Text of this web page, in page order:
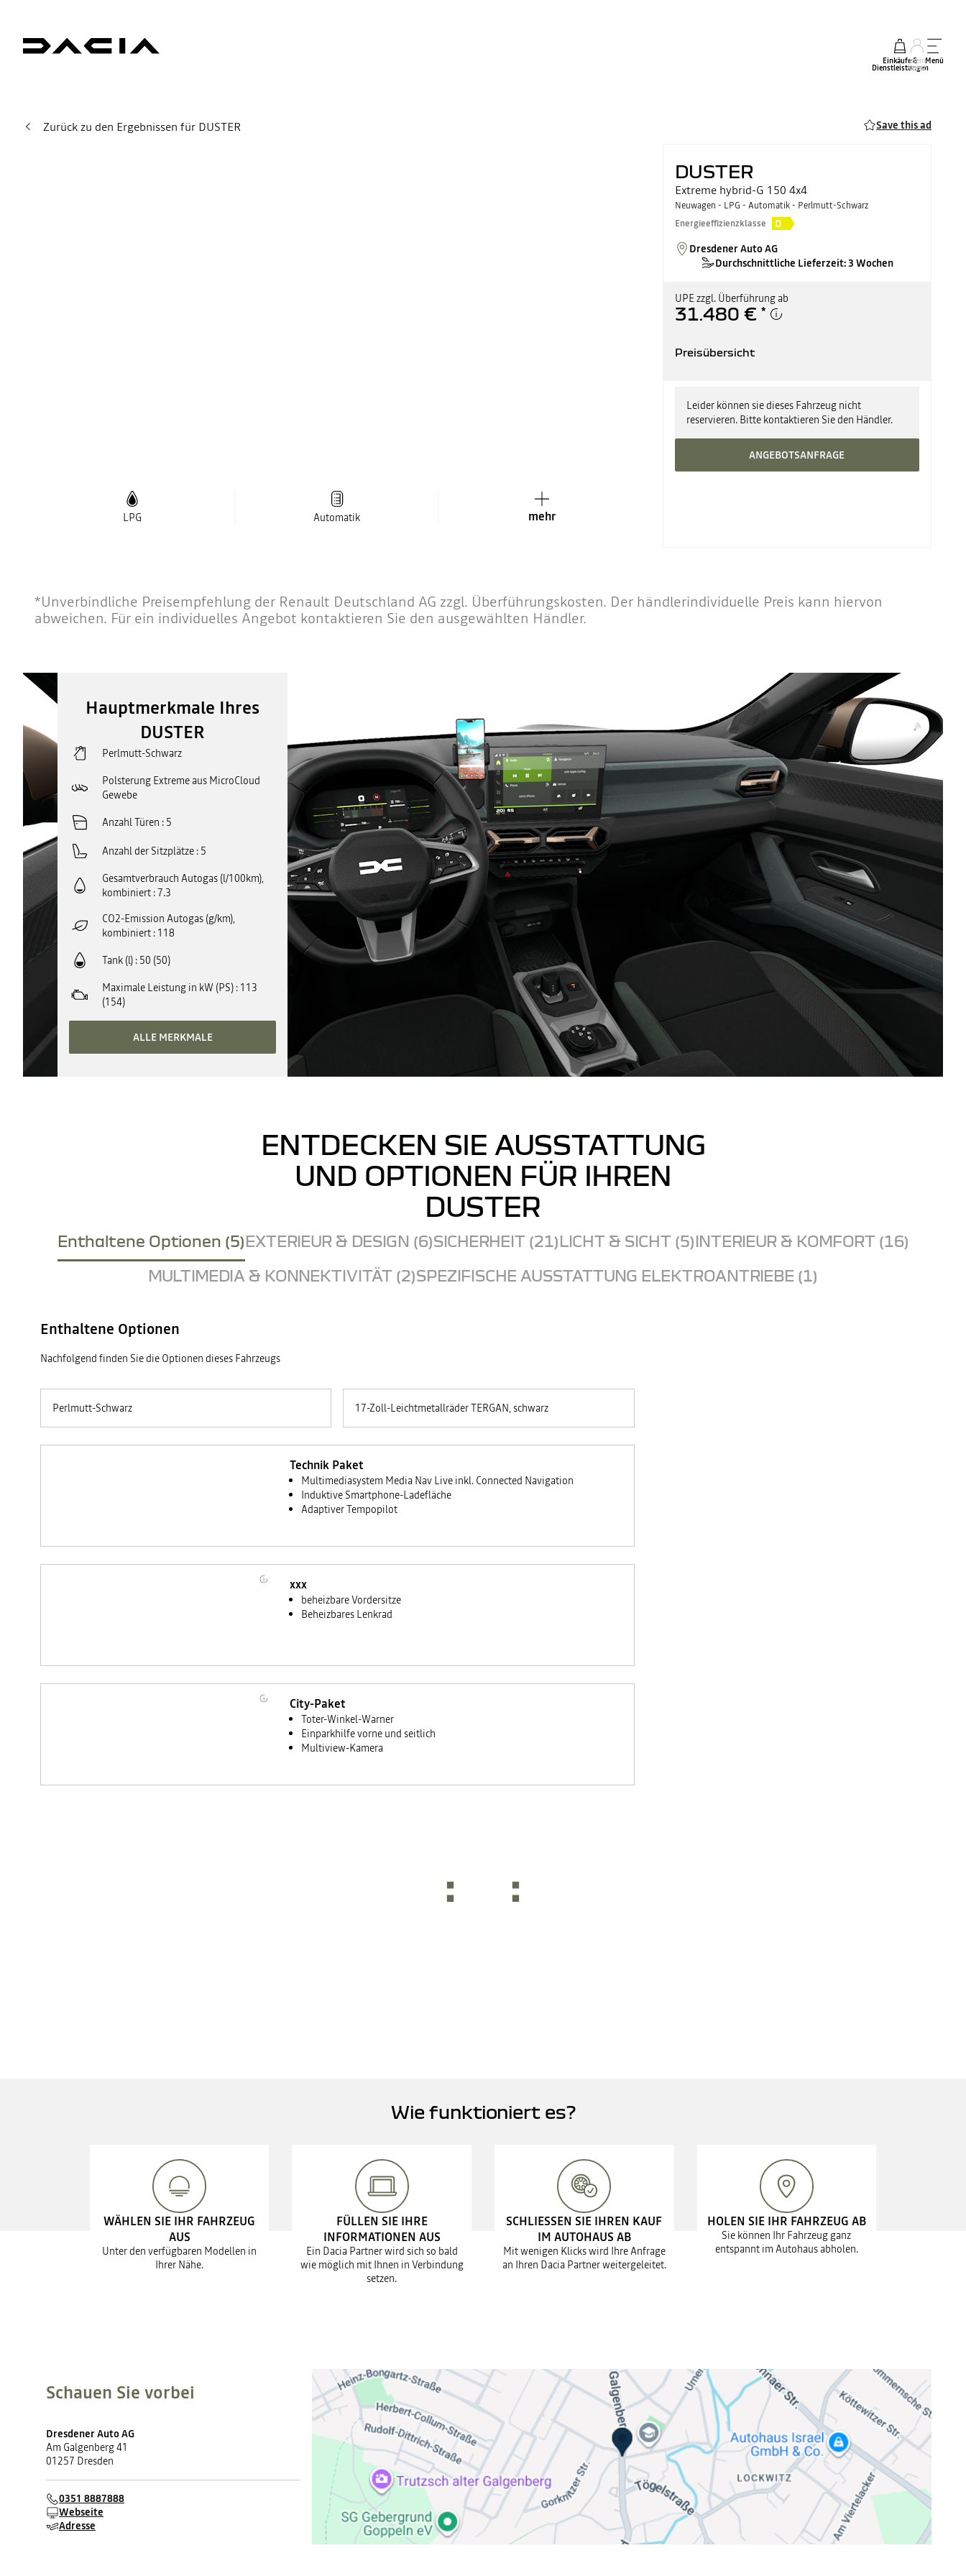
Einkäufe &
Dienstleistungen
mein
Konto
Menü
Zurück zu den Ergebnissen für DUSTER Save this ad
LPG Automatik mehr
DUSTER
Extreme hybrid-G 150 4x4
Neuwagen - LPG - Automatik - Perlmutt-Schwarz
Energieeffizienzklasse
D
Dresdener Auto AG
Durchschnittliche Lieferzeit: 3 Wochen
UPE zzgl. Überführung ab
31.480 € *
Preisübersicht
Leider können sie dieses Fahrzeug nicht
reservieren. Bitte kontaktieren Sie den Händler.
ANGEBOTSANFRAGE
*Unverbindliche Preisempfehlung der Renault Deutschland AG zzgl. Überführungskosten. Der händlerindividuelle Preis kann hiervon
abweichen. Für ein individuelles Angebot kontaktieren Sie den ausgewählten Händler.
Hauptmerkmale Ihres
DUSTER
Perlmutt-Schwarz
Polsterung Extreme aus MicroCloud
Gewebe
Anzahl Türen 5
Anzahl der Sitzplätze 5
Gesamtverbrauch Autogas (l/100km),
kombiniert 7.3
CO2-Emission Autogas (g/km),
kombiniert 118
Tank (l) 50 (50)
Maximale Leistung in kW (PS) 113
(154)
ALLE MERKMALE
ENTDECKEN SIE AUSSTATTUNG
UND OPTIONEN FÜR IHREN
DUSTER
Enthaltene Optionen (5)EXTERIEUR & DESIGN (6)SICHERHEIT (21)LICHT & SICHT (5)INTERIEUR & KOMFORT (16)
MULTIMEDIA & KONNEKTIVITÄT (2)SPEZIFISCHE AUSSTATTUNG ELEKTROANTRIEBE (1)
Enthaltene Optionen
Nachfolgend finden Sie die Optionen dieses Fahrzeugs
Perlmutt-Schwarz 17-Zoll-Leichtmetallräder TERGAN, schwarz
Technik Paket
Multimediasystem Media Nav Live inkl. Connected Navigation
Induktive Smartphone-Ladefläche
Adaptiver Tempopilot
xxx
beheizbare Vordersitze
Beheizbares Lenkrad
City-Paket
Toter-Winkel-Warner
Einparkhilfe vorne und seitlich
Multiview-Kamera
Wie funktioniert es?
WÄHLEN SIE IHR FAHRZEUG
AUS
Unter den verfügbaren Modellen in
Ihrer Nähe.
FÜLLEN SIE IHRE
INFORMATIONEN AUS
Ein Dacia Partner wird sich so bald
wie möglich mit Ihnen in Verbindung
setzen.
SCHLIESSEN SIE IHREN KAUF
IM AUTOHAUS AB
Mit wenigen Klicks wird Ihre Anfrage
an Ihren Dacia Partner weitergeleitet.
HOLEN SIE IHR FAHRZEUG AB
Sie können Ihr Fahrzeug ganz
entspannt im Autohaus abholen.
Schauen Sie vorbei
Dresdener Auto AG
Am Galgenberg 41
01257 Dresden
0351 8887888
Webseite
Adresse